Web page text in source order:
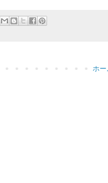
ホー